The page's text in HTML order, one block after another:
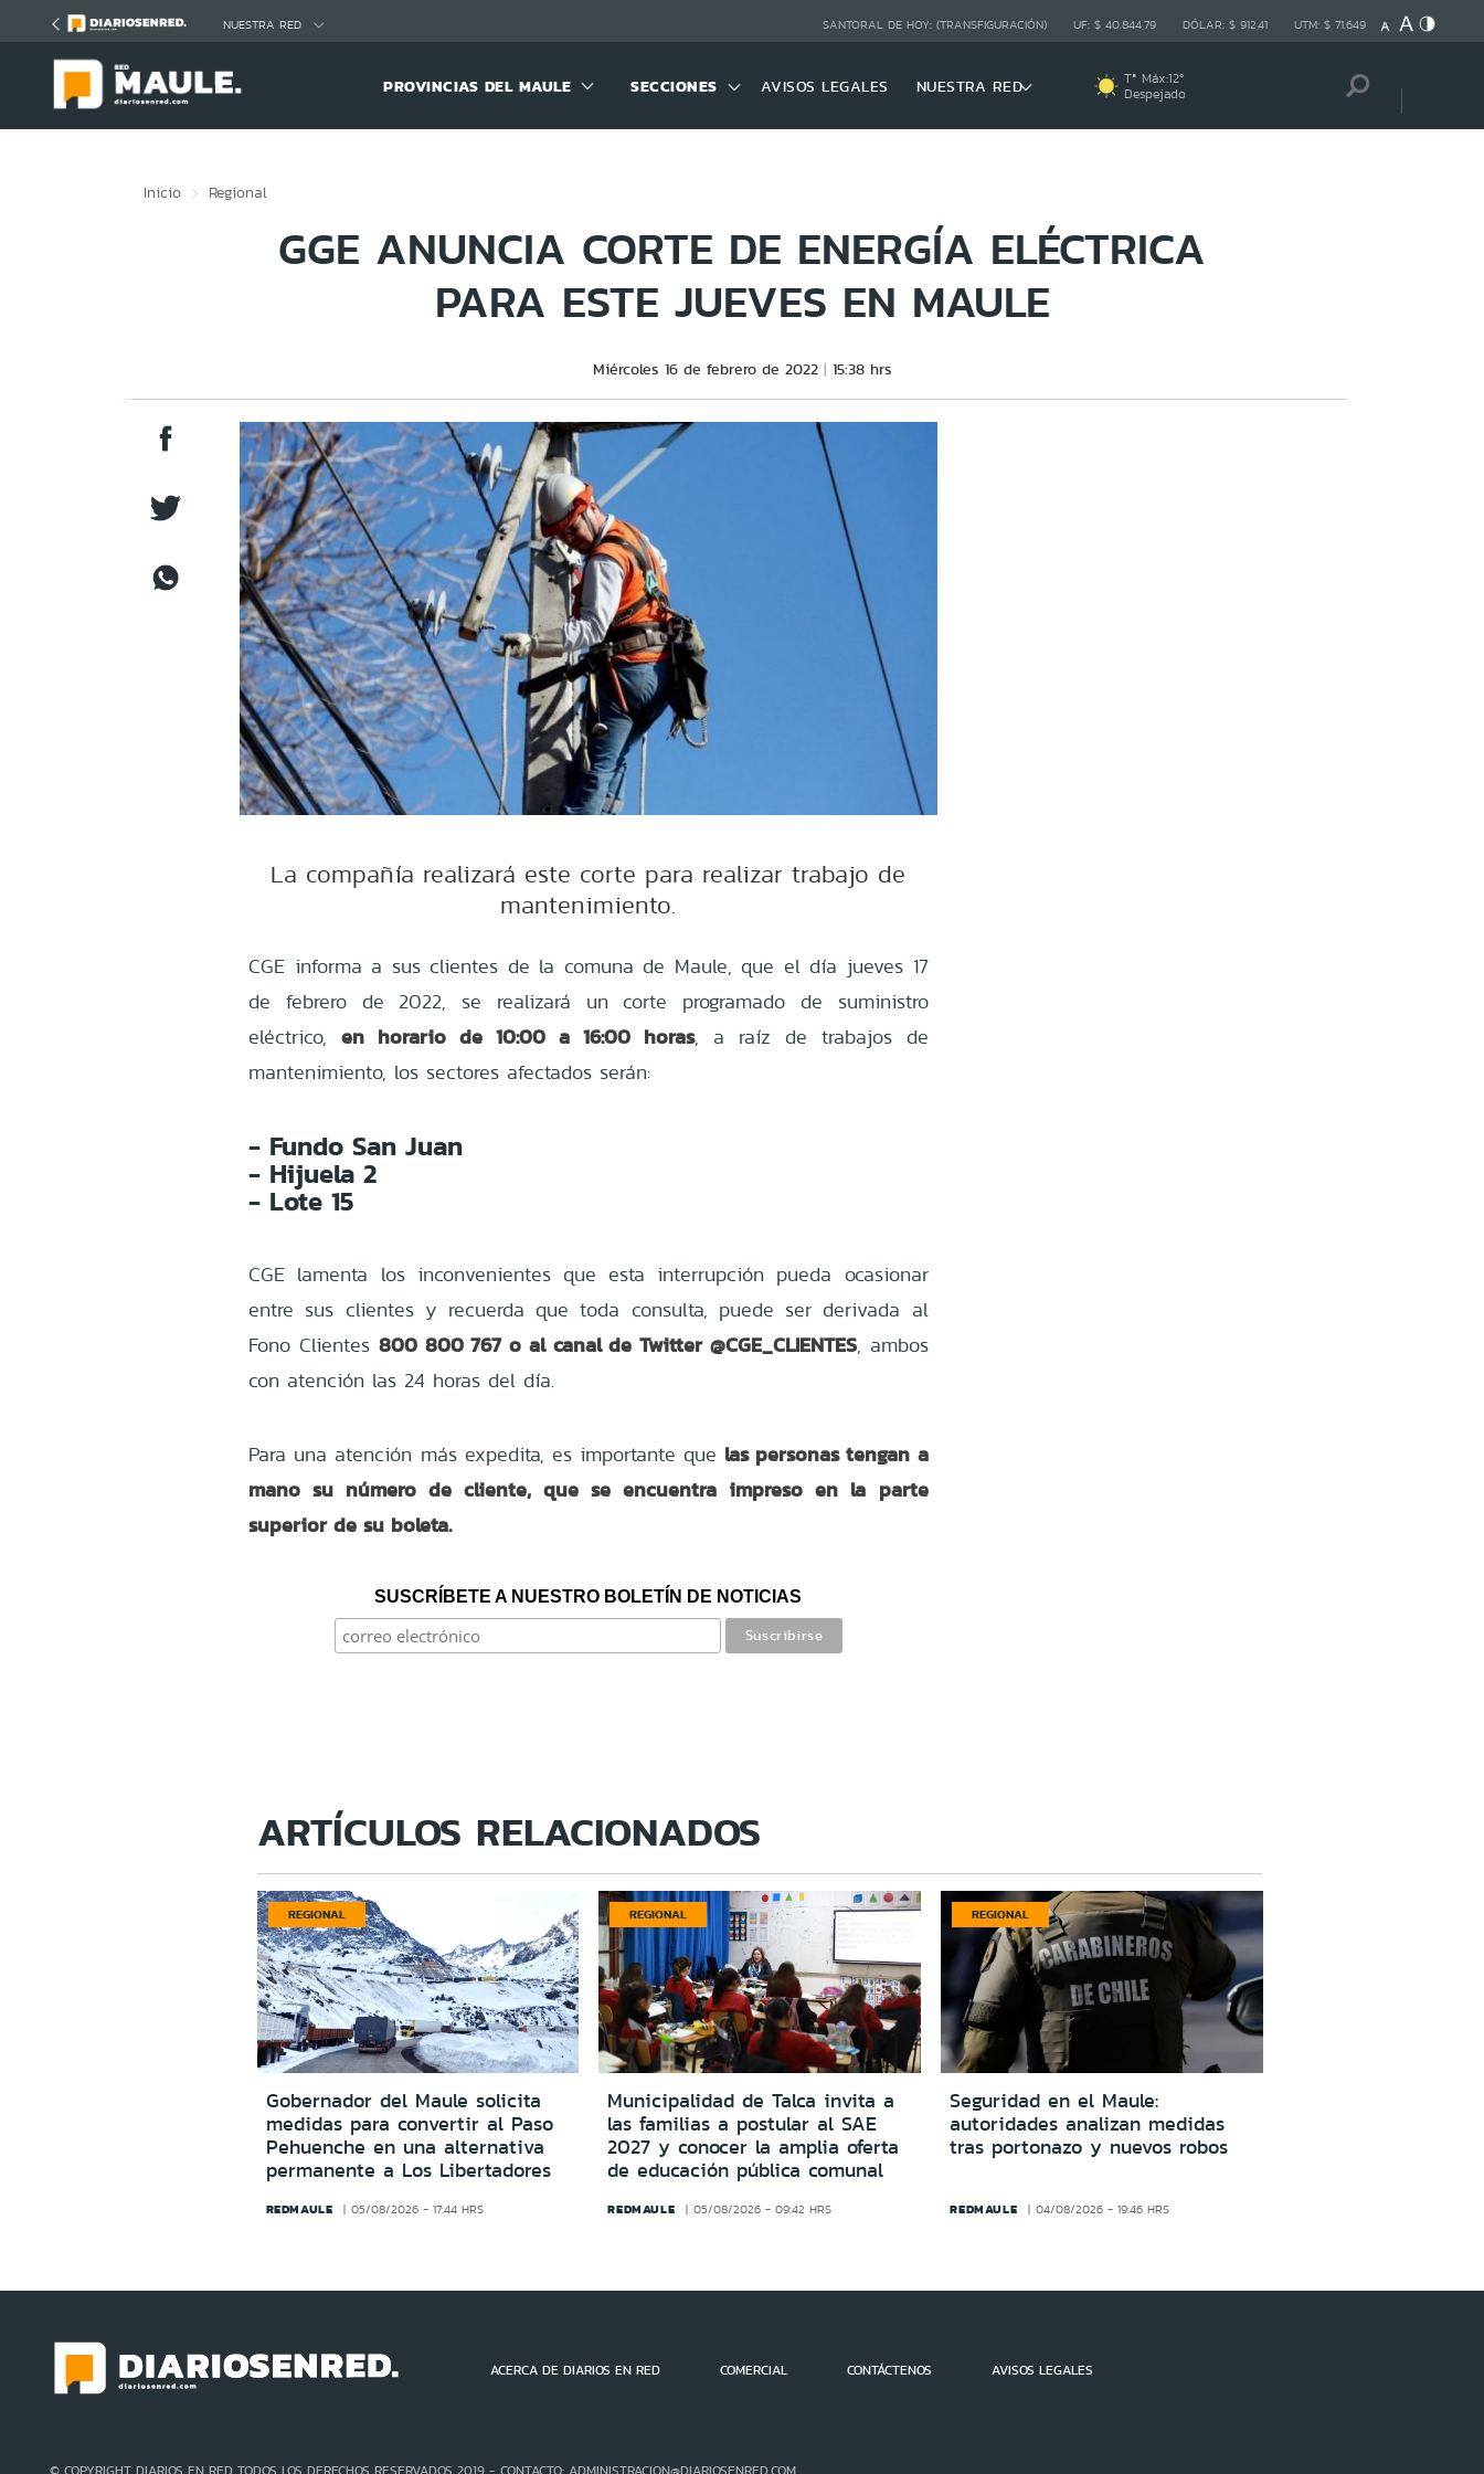
NUESTRA RED SANTORAL DE HOY: (TRANSFIGURACIÓN) UF: $ 40.844,79 DÓLAR: $ 912,41 UTM: $ 71.649
PROVINCIAS DEL MAULE SECCIONES AVISOS LEGALES NUESTRA RED Tª Máx:12º
Despejado
Inicio Regional
GGE ANUNCIA CORTE DE ENERGÍA ELÉCTRICA
PARA ESTE JUEVES EN MAULE
Miércoles 16 de febrero de 2022 15:38 hrs
La compañía realizará este corte para realizar trabajo de
mantenimiento.
CGE informa a sus clientes de la comuna de Maule, que el día jueves 17
de febrero de 2022, se realizará un corte programado de suministro
eléctrico,en horario de 10:00 a 16:00 horas, a raíz de trabajos de
mantenimiento, los sectores afectados serán:
- Fundo San Juan
- Hijuela 2
- Lote 15
CGE lamenta los inconvenientes que esta interrupción pueda ocasionar
entre sus clientes y recuerda que toda consulta, puede ser derivada al
Fono Clientes 800 800 767 o al canal de Twitter @CGE_CLIENTES, ambos
con atención las 24 horas del día.
Para una atención más expedita, es importante que las personas tengan a
mano su número de cliente, que se encuentra impreso en la parte
superior de su boleta.
SUSCRÍBETE A NUESTRO BOLETÍN DE NOTICIAS
ARTÍCULOS RELACIONADOS
REGIONAL
Gobernador del Maule solicita
medidas para convertir al Paso
Pehuenche en una alternativa
permanente a Los Libertadores
REDMAULE 05/08/2026 - 17:44 HRS
REGIONAL
Municipalidad de Talca invita a
las familias a postular al SAE
2027 y conocer la amplia oferta
de educación pública comunal
REDMAULE 05/08/2026 - 09:42 HRS
REGIONAL
Seguridad en el Maule:
autoridades analizan medidas
tras portonazo y nuevos robos
REDMAULE 04/08/2026 - 19:46 HRS
ACERCA DE DIARIOS EN RED COMERCIAL CONTÁCTENOS AVISOS LEGALES
© COPYRIGHT DIARIOS EN RED TODOS LOS DERECHOS RESERVADOS 2019 - CONTACTO: ADMINISTRACION@DIARIOSENRED.COM